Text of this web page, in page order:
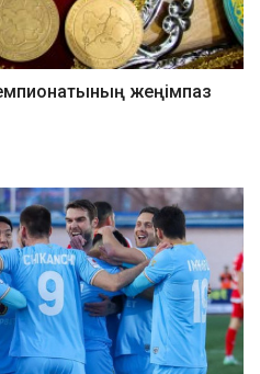
жеңімпаз